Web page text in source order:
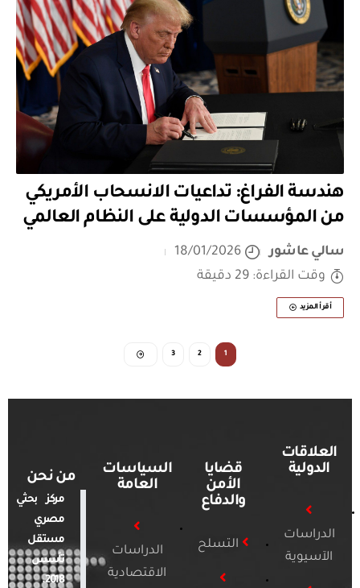
هندسة الفراغ: تداعيات الانسحاب الأمريكي
من المؤسسات الدولية على النظام العالمي
سالي عاشور
18/01/2026
وقت القراءة: 29 دقيقة
أقرأ المزيد
العلاقات
الدولية
الدراسات
الآسيوية
قضايا
الأمن
والدفاع
التسلح
السياسات
العامة
الدراسات
الاقتصادية
من نحن
مركز بحثي
مصري
مستقل
تأسس
2018.